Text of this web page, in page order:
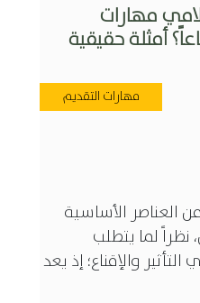
مهارات
أمثلة حقيقية
مهارات التقديم
العناصر الأساسية
نظراً لما يتطلب
والإقناع؛ إذ يعد